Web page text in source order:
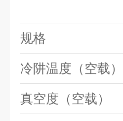
规格
冷阱温度（空载）
真空度（空载）